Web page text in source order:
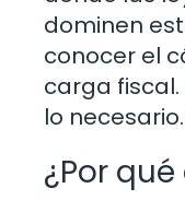
dominen
conocer el
carga
lo
¿Por